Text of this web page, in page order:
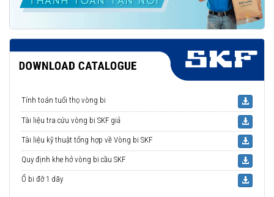
Tính toán tuổi thọ vòng bi
Tài liệu tra cứu vòng bi SKF giả
Tài liệu kỹ thuật tổng hợp về Vòng bi SKF
Quy định khe hở vòng bi cầu SKF
Ổ bi đỡ 1 dãy